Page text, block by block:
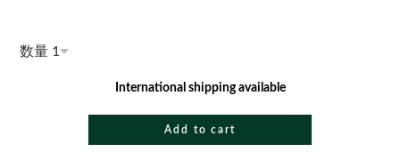
数量
International shipping available
Add to cart